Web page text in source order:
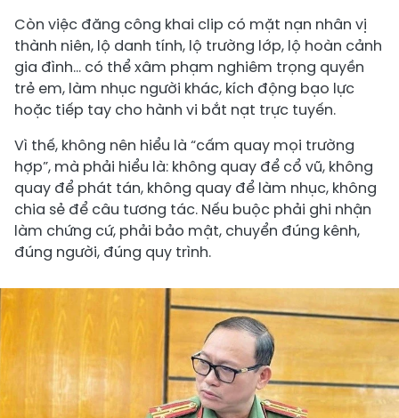
Còn việc đăng công khai clip có mặt nạn nhân vị
thành niên, lộ danh tính, lộ trường lớp, lộ hoàn cảnh
gia đình… có thể xâm phạm nghiêm trọng quyền
trẻ em, làm nhục người khác, kích động bạo lực
hoặc tiếp tay cho hành vi bắt nạt trực tuyến.
Vì thế, không nên hiểu là “cấm quay mọi trường
hợp”, mà phải hiểu là: không quay để cổ vũ, không
quay để phát tán, không quay để làm nhục, không
chia sẻ để câu tương tác. Nếu buộc phải ghi nhận
làm chứng cứ, phải bảo mật, chuyển đúng kênh,
đúng người, đúng quy trình.